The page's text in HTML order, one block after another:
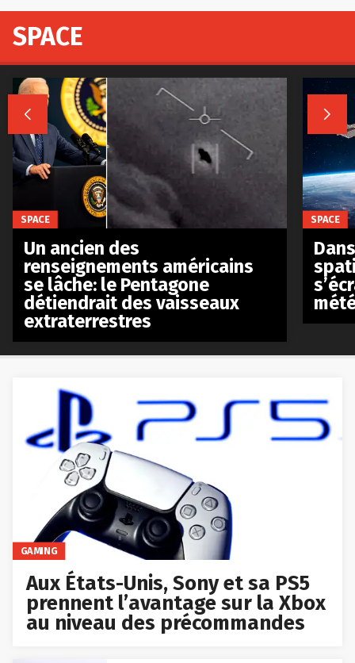
GAMING
Aux États-Unis, Sony et sa PS5
prennent l’avantage sur la Xbox
au niveau des précommandes
SPACE
 
SPACE
Un ancien des
renseignements américains
se lâche: le Pentagone
détiendrait des vaisseaux
extraterrestres
SPACE